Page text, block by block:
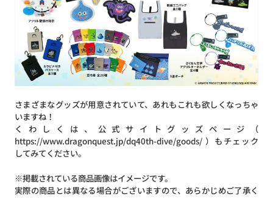
さまざまなグッズが用意されていて、あれもこれも欲しくなっちゃ
いますね！
くわしくは、公式サイトグッズページ（
https://www.dragonquest.jp/dq40th-dive/goods/）もチェック
してみてください。
※掲載されている商品画像はイメージです。
実際の商品とは異なる場合がございますので、あらかじめご了承く